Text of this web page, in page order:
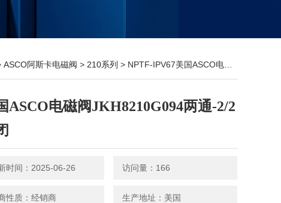
ASCO阿斯卡电磁阀 > 210系列 > NPTF-IPV67美国ASCO电磁阀JKH8210G094两通-2/2常闭
ASCO电磁阀JKH8210G094两通-2/2
时间：2025-06-26 访问量：166
性质：经销商 生产地址：美国